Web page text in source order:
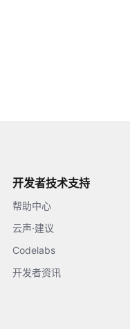
开发者技术支持
帮助中心
云声·建议
Codelabs
开发者资讯